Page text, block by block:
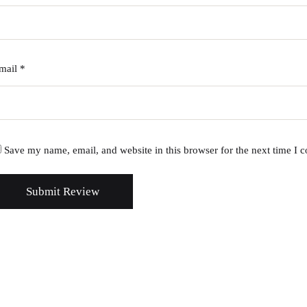
*
Save my name, email, and website in this browser for the next time I
Submit Review